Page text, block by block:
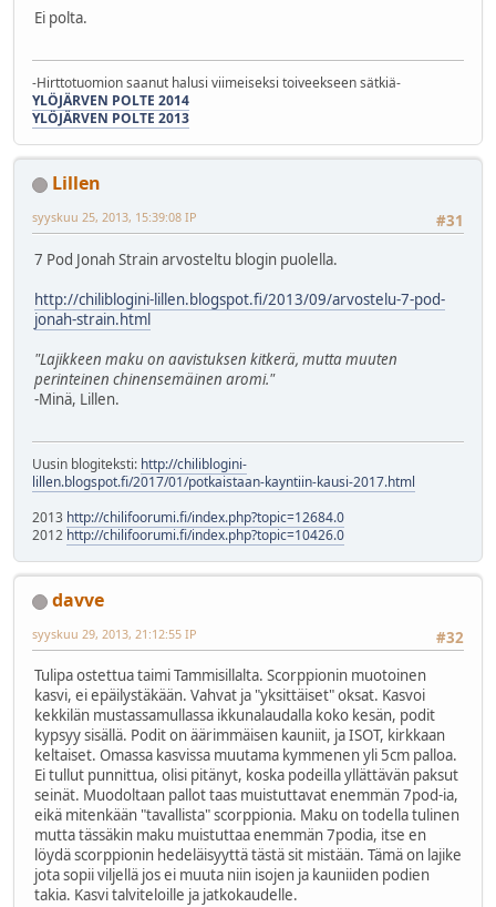
Ei polta.
-Hirttotuomion saanut halusi viimeiseksi toiveekseen sätkiä-
YLÖJÄRVEN POLTE 2014
YLÖJÄRVEN POLTE 2013
Lillen
#31
syyskuu 25, 2013, 15:39:08 IP
7 Pod Jonah Strain arvosteltu blogin puolella.
http://chiliblogini-lillen.blogspot.fi/2013/09/arvostelu-7-pod-
jonah-strain.html
"Lajikkeen maku on aavistuksen kitkerä, mutta muuten
perinteinen chinensemäinen aromi."
-Minä, Lillen.
Uusin blogiteksti: http://chiliblogini-
lillen.blogspot.fi/2017/01/potkaistaan-kayntiin-kausi-2017.html
2013 http://chilifoorumi.fi/index.php?topic=12684.0
2012 http://chilifoorumi.fi/index.php?topic=10426.0
davve
#32
syyskuu 29, 2013, 21:12:55 IP
Tulipa ostettua taimi Tammisillalta. Scorppionin muotoinen
kasvi, ei epäilystäkään. Vahvat ja "yksittäiset" oksat. Kasvoi
kekkilän mustassamullassa ikkunalaudalla koko kesän, podit
kypsyy sisällä. Podit on äärimmäisen kauniit, ja ISOT, kirkkaan
keltaiset. Omassa kasvissa muutama kymmenen yli 5cm palloa.
Ei tullut punnittua, olisi pitänyt, koska podeilla yllättävän paksut
seinät. Muodoltaan pallot taas muistuttavat enemmän 7pod-ia,
eikä mitenkään "tavallista" scorppionia. Maku on todella tulinen
mutta tässäkin maku muistuttaa enemmän 7podia, itse en
löydä scorppionin hedeläisyyttä tästä sit mistään. Tämä on lajike
jota sopii viljellä jos ei muuta niin isojen ja kauniiden podien
takia. Kasvi talviteloille ja jatkokaudelle.